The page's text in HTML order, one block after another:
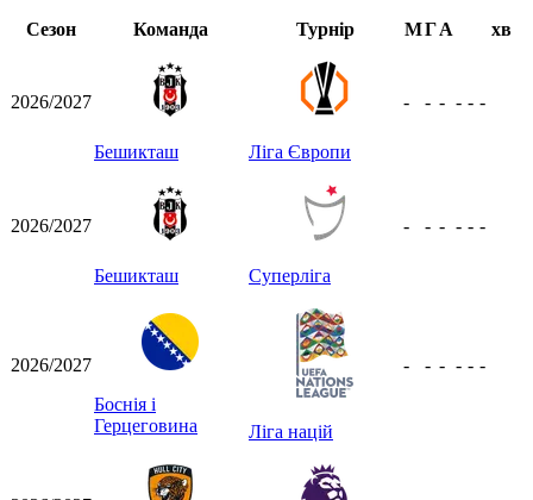
Сезон
Команда Турнір МГА хв
2026/2027
Бешикташ Ліга Європи
- - - - - -
2026/2027
Бешикташ Суперліга
- - - - - -
2026/2027
Боснія і
Герцеговина
Ліга націй
- - - - - -